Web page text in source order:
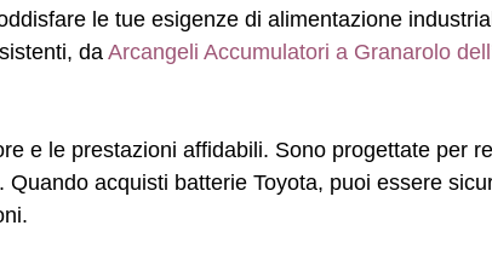
le tue esigenze di alimentazione
da Arcangeli Accumulatori a Granarolo
e le prestazioni affidabili. Sono progettate per
acquisti batterie Toyota, puoi essere